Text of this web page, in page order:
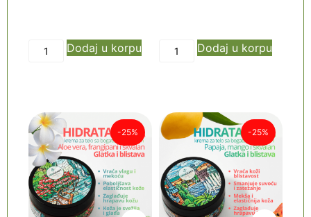
Dodaj u korpu Dodaj u korpu
NOVO
-25%
NOVO
-25%